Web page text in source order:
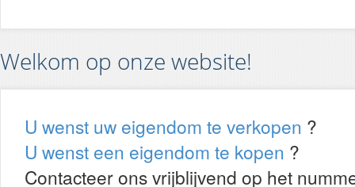
Welkom op onze website!
U wenst uw eigendom te verkopen ?
U wenst een eigendom te kopen ?
Contacteer ons vrijblijvend op het